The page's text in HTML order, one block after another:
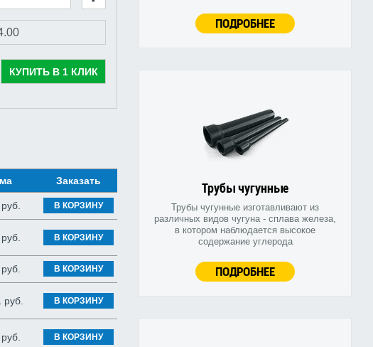
ПОДРОБНЕЕ
Трубы чугунные
Трубы чугунные изготавливают из
различных видов чугуна - сплава железа,
в котором наблюдается высокое
содержание углерода
ПОДРОБНЕЕ
КУПИТЬ В 1 КЛИК
Заказать
руб. В КОРЗИНУ
руб. В КОРЗИНУ
руб. В КОРЗИНУ
руб. В КОРЗИНУ
руб. В КОРЗИНУ